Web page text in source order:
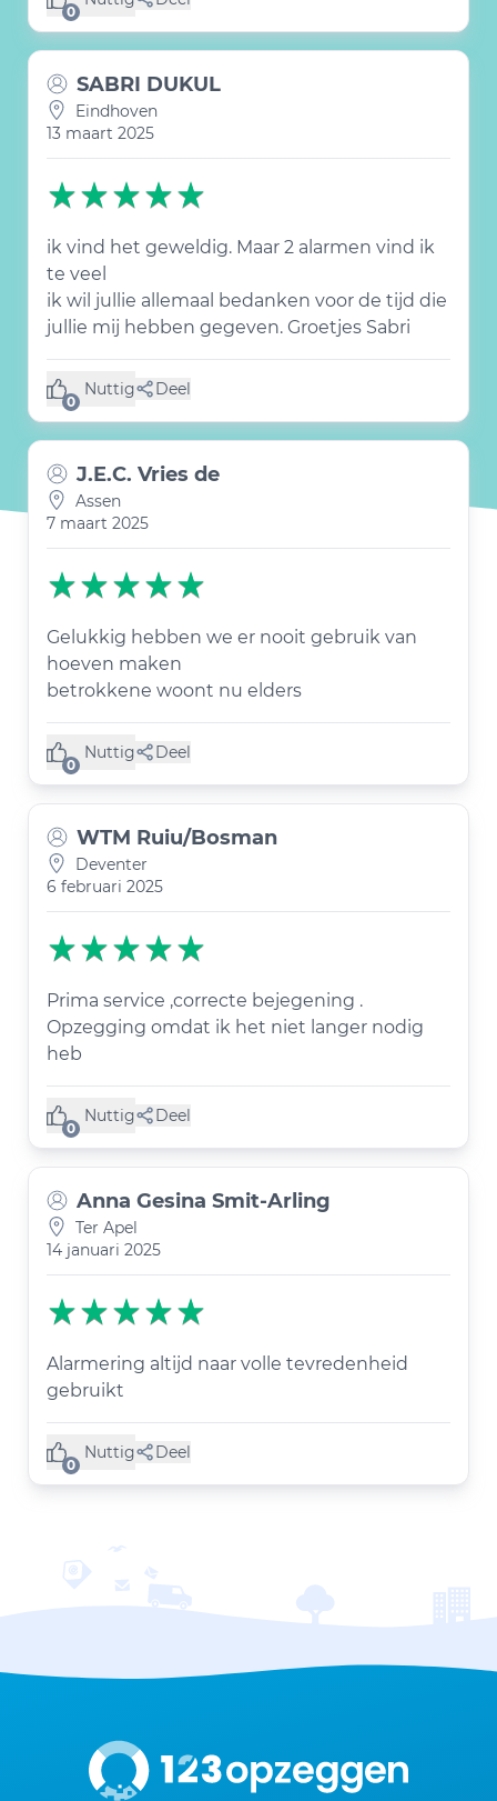
0 (0 like)
SABRI DUKUL
Eindhoven
13 maart 2025
ik vind het geweldig. Maar 2 alarmen vind ik
te veel
ik wil jullie allemaal bedanken voor de tijd die
jullie mij hebben gegeven. Groetjes Sabri
0
Nuttig
(0 like) Deel
J.E.C. Vries de
Assen
7 maart 2025
Gelukkig hebben we er nooit gebruik van
hoeven maken
betrokkene woont nu elders
0
Nuttig
(0 like) Deel
WTM Ruiu/Bosman
Deventer
6 februari 2025
Prima service ,correcte bejegening .
Opzegging omdat ik het niet langer nodig
heb
0
Nuttig
(0 like) Deel
Anna Gesina Smit-Arling
Ter Apel
14 januari 2025
Alarmering altijd naar volle tevredenheid
gebruikt
0
Nuttig
(0 like) Deel